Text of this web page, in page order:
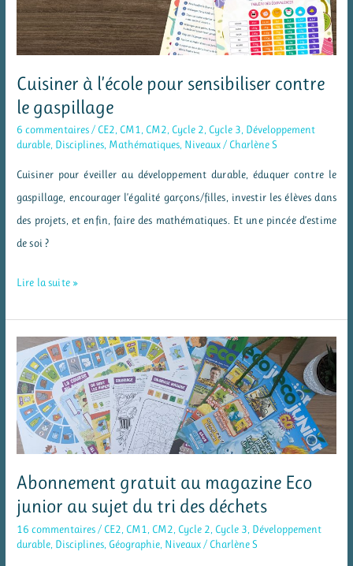
Cuisiner à l’école pour sensibiliser contre
le gaspillage
6 commentaires/ CE2, CM1, CM2, Cycle 2, Cycle 3, Développement
durable, Disciplines, Mathématiques, Niveaux/ Charlène S
Cuisiner pour éveiller au développement durable, éduquer contre le
gaspillage, encourager l’égalité garçons/filles, investir les élèves dans
des projets, et enfin, faire des mathématiques. Et une pincée d’estime
de soi ?
Cuisiner
pour
sensibiliser
contre
le
gaspillage
Lire la suite »
Abonnement gratuit au magazine Eco
junior au sujet du tri des déchets
16 commentaires / CE2 CM1 CM2 Cycle 2 Cycle 3 Développement
durable Disciplines Géographie Niveaux / Charlène S